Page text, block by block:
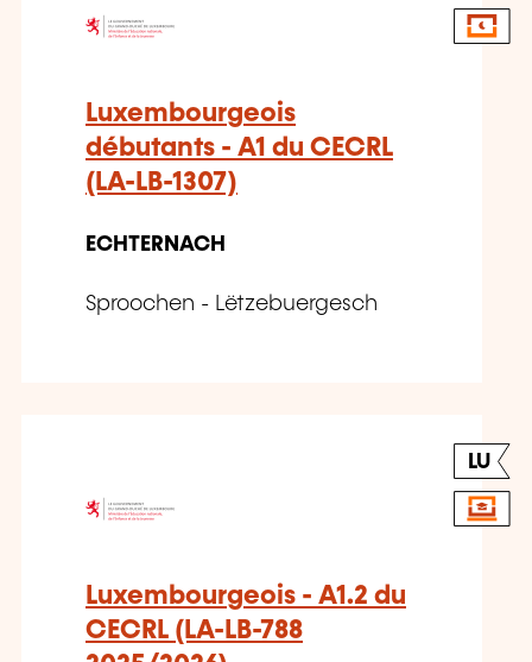
Luxembourgeois
débutants - A1 du CECRL
(LA-LB-1307)
ECHTERNACH
Sproochen - Lëtzebuergesch
LU
Luxembourgeois - A1.2 du
CECRL (LA-LB-788